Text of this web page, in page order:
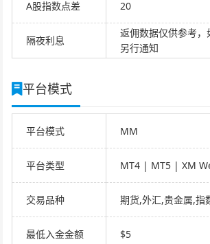
A股指数点差 20
隔夜利息
返佣数据仅供参考
另行通知
平台模式
平台模式 MM
平台类型 MT4 | MT5 | XM
交易品种 期货,外汇,贵金属,指
最低入金金额 $5